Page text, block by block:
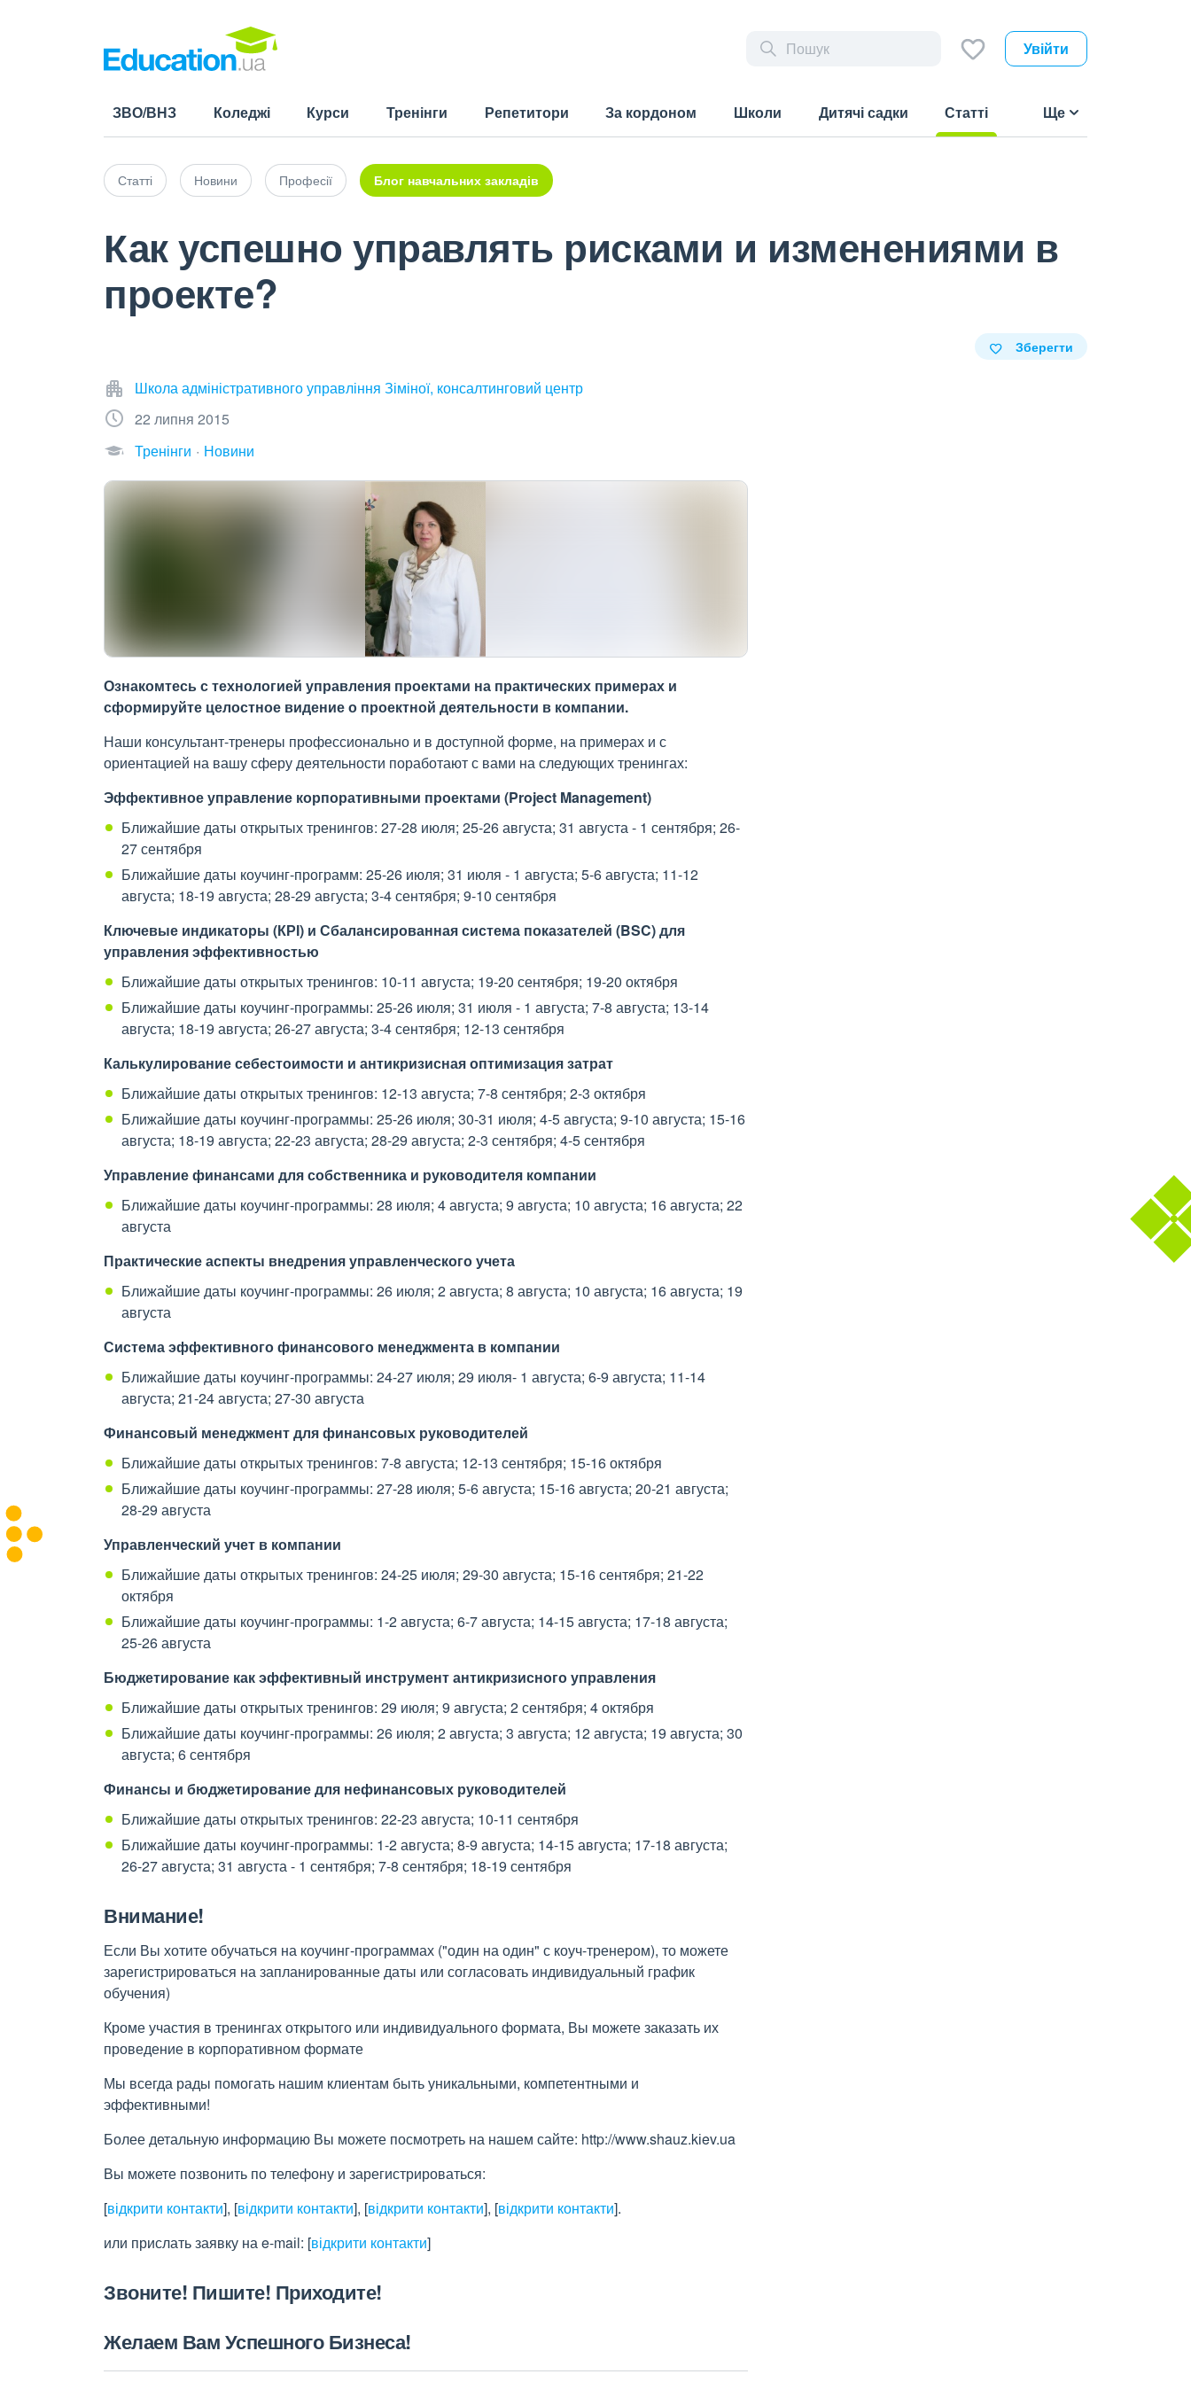
Увійти
ЗВО/ВНЗ Коледжі Курси Тренінги Репетитори За кордоном Школи Дитячі садки
Статті
Ще
Статті Новини Професії Блог навчальних закладів
Как успешно управлять рисками и изменениями в
проекте?
Зберегти
Школа адміністративного управління Зіміної, консалтинговий центр
22 липня 2015
Тренінги
Новини
Ознакомтесь с технологией управления проектами на практических примерах и
сформируйте целостное видение о проектной деятельности в компании.
Наши консультант-тренеры профессионально и в доступной форме, на примерах и с
ориентацией на вашу сферу деятельности поработают с вами на следующих тренингах:
Эффективное управление корпоративными проектами (Project Management)
Ближайшие даты открытых тренингов: 27-28 июля; 25-26 августа; 31 августа - 1 сентября; 26-
27 сентября
Ближайшие даты коучинг-программ: 25-26 июля; 31 июля - 1 августа; 5-6 августа; 11-12
августа; 18-19 августа; 28-29 августа; 3-4 сентября; 9-10 сентября
Ключевые индикаторы (КРІ) и Сбалансированная система показателей (BSC) для
управления эффективностью
Ближайшие даты открытых тренингов: 10-11 августа; 19-20 сентября; 19-20 октября
Ближайшие даты коучинг-программы: 25-26 июля; 31 июля - 1 августа; 7-8 августа; 13-14
августа; 18-19 августа; 26-27 августа; 3-4 сентября; 12-13 сентября
Калькулирование себестоимости и антикризисная оптимизация затрат
Ближайшие даты открытых тренингов: 12-13 августа; 7-8 сентября; 2-3 октября
Ближайшие даты коучинг-программы: 25-26 июля; 30-31 июля; 4-5 августа; 9-10 августа; 15-16
августа; 18-19 августа; 22-23 августа; 28-29 августа; 2-3 сентября; 4-5 сентября
Управление финансами для собственника и руководителя компании
Ближайшие даты коучинг-программы: 28 июля; 4 августа; 9 августа; 10 августа; 16 августа; 22
августа
Практические аспекты внедрения управленческого учета
Ближайшие даты коучинг-программы: 26 июля; 2 августа; 8 августа; 10 августа; 16 августа; 19
августа
Система эффективного финансового менеджмента в компании
Ближайшие даты коучинг-программы: 24-27 июля; 29 июля- 1 августа; 6-9 августа; 11-14
августа; 21-24 августа; 27-30 августа
Финансовый менеджмент для финансовых руководителей
Ближайшие даты открытых тренингов: 7-8 августа; 12-13 сентября; 15-16 октября
Ближайшие даты коучинг-программы: 27-28 июля; 5-6 августа; 15-16 августа; 20-21 августа;
28-29 августа
Управленческий учет в компании
Ближайшие даты открытых тренингов: 24-25 июля; 29-30 августа; 15-16 сентября; 21-22
октября
Ближайшие даты коучинг-программы: 1-2 августа; 6-7 августа; 14-15 августа; 17-18 августа;
25-26 августа
Бюджетирование как эффективный инструмент антикризисного управления
Ближайшие даты открытых тренингов: 29 июля; 9 августа; 2 сентября; 4 октября
Ближайшие даты коучинг-программы: 26 июля; 2 августа; 3 августа; 12 августа; 19 августа; 30
августа; 6 сентября
Финансы и бюджетирование для нефинансовых руководителей
Ближайшие даты открытых тренингов: 22-23 августа; 10-11 сентября
Ближайшие даты коучинг-программы: 1-2 августа; 8-9 августа; 14-15 августа; 17-18 августа;
26-27 августа; 31 августа - 1 сентября; 7-8 сентября; 18-19 сентября
Внимание!
Если Вы хотите обучаться на коучинг-программах ("один на один" с коуч-тренером), то можете
зарегистрироваться на запланированные даты или согласовать индивидуальный график
обучения)
Кроме участия в тренингах открытого или индивидуального формата, Вы можете заказать их
проведение в корпоративном формате
Мы всегда рады помогать нашим клиентам быть уникальными, компетентными и
эффективными!
Более детальную информацию Вы можете посмотреть на нашем сайте: http://www.shauz.kіev.ua
Вы можете позвонить по телефону и зарегистрироваться:
[відкрити контакти], [відкрити контакти], [відкрити контакти], [відкрити контакти].
или прислать заявку на e-maіl: [відкрити контакти]
Звоните! Пишите! Приходите!
Желаем Вам Успешного Бизнеса!